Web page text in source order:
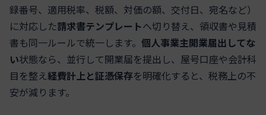
録番号、適用税率、税額、対価の額、交付日、宛名など）
に対応した請求書テンプレートへ切り替え、領収書や見積
書も同一ルールで統一します。 個人事業主開業届出してな
い状態なら、並行して開業届を提出し、屋号口座や会計科
目を整え経費計上と証憑保存を明確化すると、税務上の不
安が減ります。